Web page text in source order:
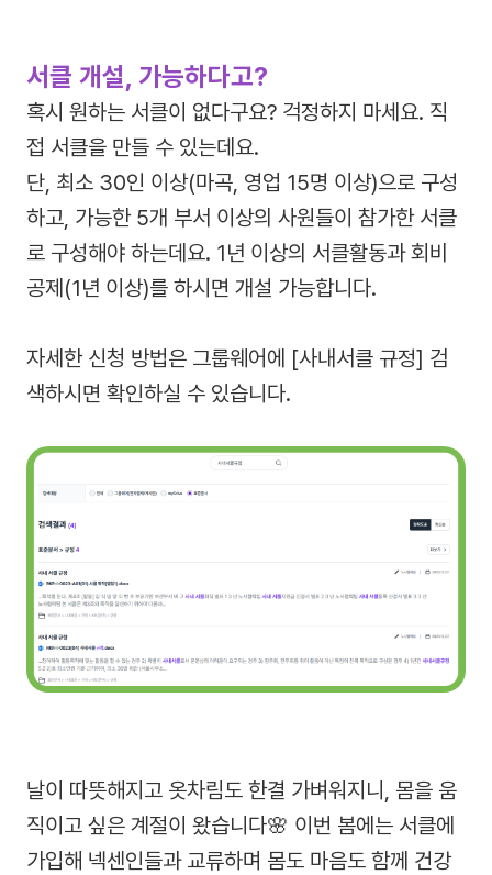
서클 개설, 가능하다고?
혹시 원하는 서클이 없다구요? 걱정하지 마세요. 직
접 서클을 만들 수 있는데요.
단, 최소 30인 이상(마곡, 영업 15명 이상)으로 구성
하고, 가능한 5개 부서 이상의 사원들이 참가한 서클
로 구성해야 하는데요. 1년 이상의 서클활동과 회비
공제(1년 이상)를 하시면 개설 가능합니다.
자세한 신청 방법은 그룹웨어에 [사내서클 규정] 검
색하시면 확인하실 수 있습니다.
날이 따뜻해지고 옷차림도 한결 가벼워지니, 몸을 움
직이고 싶은 계절이 왔습니다🌸 이번 봄에는 서클에
가입해 넥센인들과 교류하며 몸도 마음도 함께 건강